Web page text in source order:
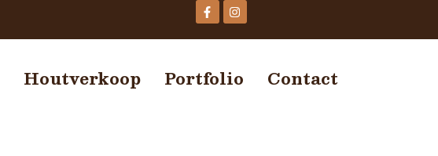
Houtverkoop Portfolio Contact